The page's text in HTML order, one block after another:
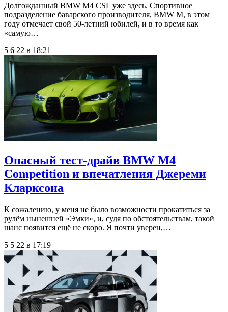
Долгожданный BMW M4 CSL уже здесь. Спортивное
подразделение баварского производителя, BMW M, в этом
году отмечает свой 50-летний юбилей, и в то время как
«самую…
5 6 22 в 18:21
Опасный тест-драйв BMW M4
Competition и впечатления Джереми
Кларксона
К сожалению, у меня не было возможности прокатиться за
рулём нынешней «Эмки», и, судя по обстоятельствам, такой
шанс появится ещё не скоро. Я почти уверен,…
5 5 22 в 17:19